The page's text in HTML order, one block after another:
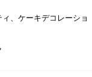
、ケーキデコレーショ